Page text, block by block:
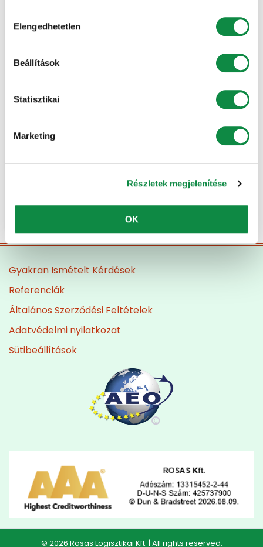
kiválasztása
Elengedhetetlen
Beállítások
Statisztikai
Marketing
Részletek megjelenítése
OK
VARGA CSABA
Gyakran Ismételt Kérdések
Referenciák
Általános Szerződési Feltételek
Adatvédelmi nyilatkozat
Sütibeállítások
© 2026 Rosas Logisztikai Kft. | All rights reserved.